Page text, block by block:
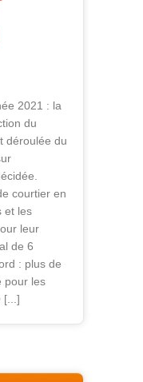
2021 : la
du
déroulée du
courtier en
et les
leur
de 6
: plus de
pour les
[...]